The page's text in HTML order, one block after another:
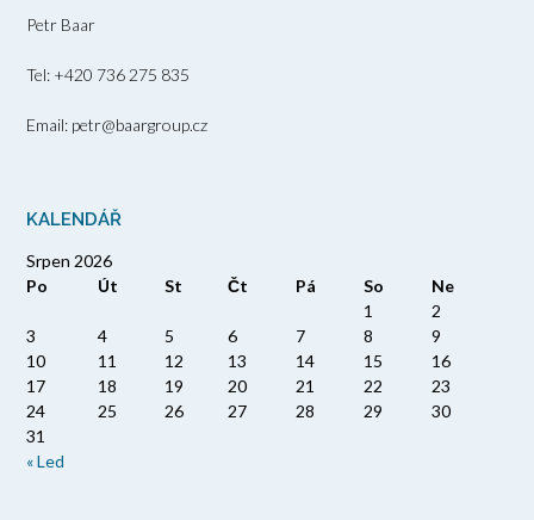
Petr Baar
Tel: +420 736 275 835
Email: petr@baargroup.cz
KALENDÁŘ
Srpen 2026
Po
Út St Čt Pá So Ne
« Led
1
2
3
4 5 6 7 8
9
10
11 12 13 14 15
16
17
18 19 20 21 22
23
24
25 26 27 28 29
30
31